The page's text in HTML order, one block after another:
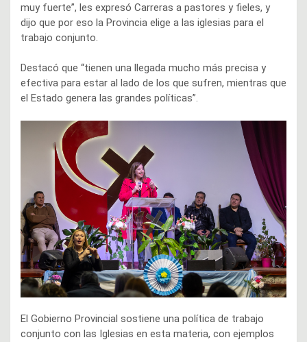
muy fuerte”, les expresó Carreras a pastores y fieles, y
dijo que por eso la Provincia elige a las iglesias para el
trabajo conjunto.
Destacó que “tienen una llegada mucho más precisa y
efectiva para estar al lado de los que sufren, mientras que
el Estado genera las grandes políticas”.
El Gobierno Provincial sostiene una política de trabajo
conjunto con las Iglesias en esta materia, con ejemplos